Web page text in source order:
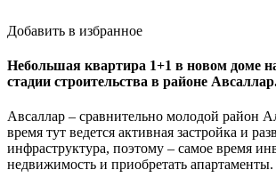
Добавить в избранное
Небольшая квартира 1+1 в новом доме
стадии строительства в районе
Авсаллар – сравнительно молодой район
время тут ведется активная застройка и
инфраструктура, поэтому – самое время
недвижимость и приобретать апартаменты.